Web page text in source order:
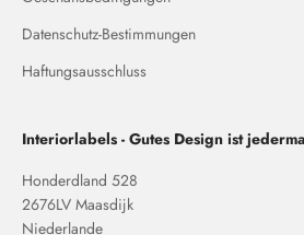
Datenschutz-Bestimmungen
Haftungsausschluss
Interiorlabels - Gutes Design ist
Honderdland 528
2676LV Maasdijk
Niederlande